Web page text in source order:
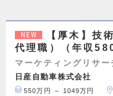
NEW
【厚木】技
代理職）（年収
マーケティングリサー
日産自動車株式会社
550万円 ～ 1049万円